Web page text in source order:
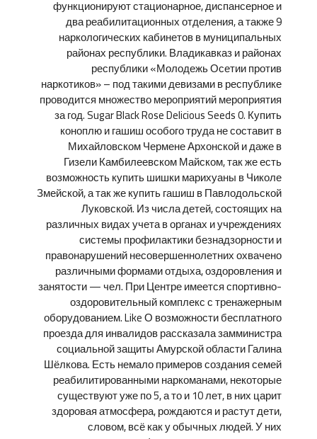
функционируют стационарное, диспансерное и
два реабилитационных отделения, а также 9
наркологических кабинетов в муниципальных
районах республики. Владикавказ и районах
республики «Молодежь Осетии против
наркотиков» – под такими девизами в республике
проводится множество мероприятий мероприятия
за год. Sugar Black Rose Delicious Seeds 0. Купить
коноплю и гашиш особого труда не составит в
Михайловском Чермене Архонской и даже в
Гизели Камбилеевском Майском, так же есть
возможность купить шишки марихуаны в Чиколе
Змейской, а так же купить гашиш в Павлодольской
Луковской. Из числа детей, состоящих на
различных видах учета в органах и учреждениях
системы профилактики безнадзорности и
правонарушений несовершеннолетних охвачено
различными формами отдыха, оздоровления и
занятости — чел. При Центре имеется спортивно-
оздоровительный комплекс с тренажерным
оборудованием. Like О возможности бесплатного
проезда для инвалидов рассказала замминистра
социальной защиты Амурской области Галина
Шёлкова. Есть немало примеров создания семей
реабилитированными наркоманами, некоторые
существуют уже по 5, а то и 10 лет, в них царит
здоровая атмосфера, рождаются и растут дети,
словом, всё как у обычных людей. У них